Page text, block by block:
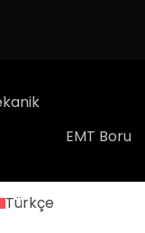
EMT Boru
Türkçe